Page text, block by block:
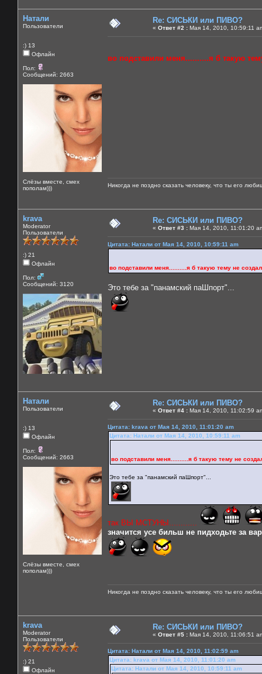
Натали
Пользователи
:) 13
Офлайн
Пол:
Сообщений: 2663
Слёзы вместе, смех
пополам)))
Re: СИСЬКИ или ПИВО?
« Ответ #2 : Мая 14, 2010, 10:59:11
во подставили меня..........я б такую
Никогда не поздно сказать человеку, что ты его
krava
Moderator
Пользователи
:) 21
Офлайн
Пол:
Сообщений: 3120
Re: СИСЬКИ или ПИВО?
« Ответ #3 : Мая 14, 2010, 11:01:20
Цитата: Натали от Мая 14, 2010, 10:59:11 am
во подставили меня..........я б такую тему не
Это тебе за "панамский паШпорт"...
Натали
Пользователи
:) 13
Офлайн
Пол:
Сообщений: 2663
Слёзы вместе, смех
пополам)))
Re: СИСЬКИ или ПИВО?
« Ответ #4 : Мая 14, 2010, 11:02:59
Цитата: krava от Мая 14, 2010, 11:01:20 am
Цитата: Натали от Мая 14, 2010, 10:59:11 am
во подставили меня..........я б такую тему не
Это тебе за "панамский паШпорт"...
так ВЫ МСТУНЫ............
значится усе бильш не пидходьте за
Никогда не поздно сказать человеку, что ты его
krava
Moderator
Пользователи
:) 21
Офлайн
Re: СИСЬКИ или ПИВО?
« Ответ #5 : Мая 14, 2010, 11:06:51
Цитата: Натали от Мая 14, 2010, 11:02:59 am
Цитата: krava от Мая 14, 2010, 11:01:20 am
Цитата: Натали от Мая 14, 2010, 10:59:11 am